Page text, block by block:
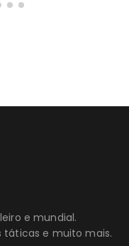
e mundial.
táticas e muito mais.